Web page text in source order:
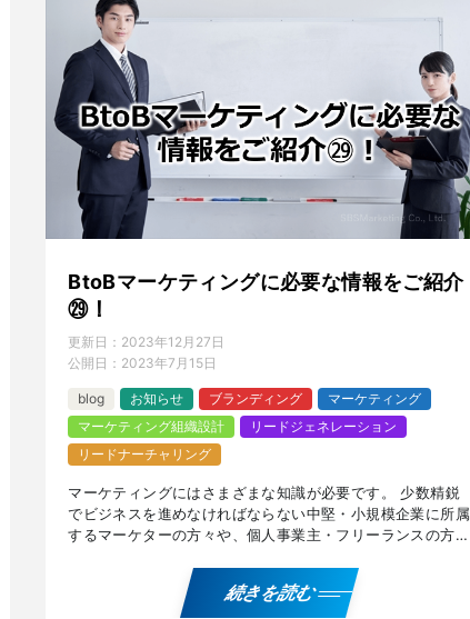
BtoBマーケティングに必要な情報をご紹介
㉙！
更新日： 2023年12月27日
公開日： 2023年7月15日
blog お知らせ ブランディング
マーケティング
マーケティング組織設計
リードジェネレーション
リードナーチャリング
マーケティングにはさまざまな知識が必要です。 少数精鋭
でビジネスを進めなければならない中堅・小規模企業に所属
するマーケターの方々や、個人事業主・フリーランスの方々
続きを読む